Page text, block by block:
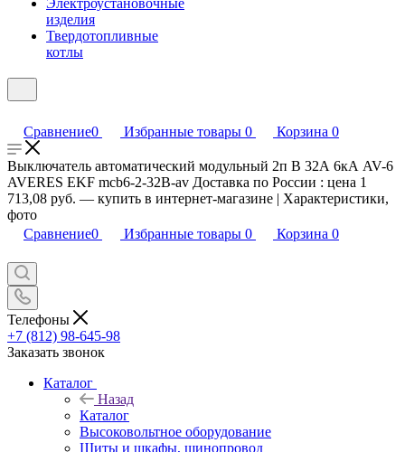
Электроустановочные
изделия
Твердотопливные
котлы
Сравнение0 Избранные товары 0 Корзина 0
Выключатель автоматический модульный 2п B 32А 6кА AV-6
AVERES EKF mcb6-2-32B-av Доставка по России : цена 1
713,08 руб. — купить в интернет-магазине | Характеристики,
фото
Сравнение0 Избранные товары 0 Корзина 0
Телефоны
+7 (812) 98-645-98
Заказать звонок
Каталог
Назад
Каталог
Высоковольтное оборудование
Щиты и шкафы, шинопровод